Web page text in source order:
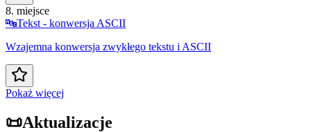
8. miejsce
🔤Tekst - konwersja ASCII
Wzajemna konwersja zwykłego tekstu i ASCII
Pokaż więcej
📜Aktualizacje